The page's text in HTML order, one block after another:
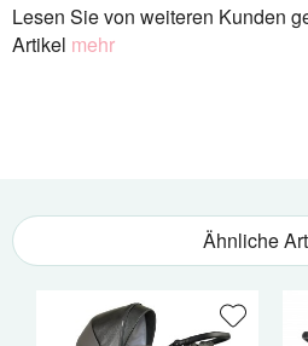
Lesen Sie von weiteren Kunden
Artikel mehr
Ähnliche